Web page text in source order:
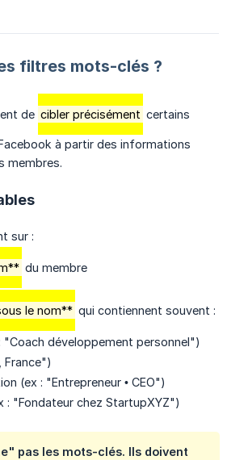
filtres mots-clés ?
de cibler précisément certains
à partir des informations
membres.
sur :
du membre
le nom** qui contiennent souvent :
"Coach développement personnel")
France")
(ex : "Entrepreneur • CEO")
: "Fondateur chez StartupXYZ")
pas les mots-clés. Ils doivent